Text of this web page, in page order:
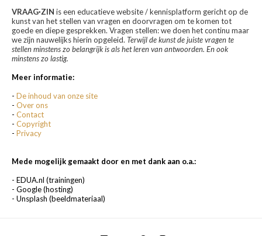
VRAAG·ZIN is een educatieve website / kennisplatform gericht op de
kunst van het stellen van vragen en doorvragen om te komen tot
goede en diepe gesprekken. Vragen stellen: we doen het continu maar
we zijn nauwelijks hierin opgeleid. Terwijl de kunst de juiste vragen te
stellen minstens zo belangrijk is als het leren van antwoorden. En ook
minstens zo lastig.
Meer informatie:
- De inhoud van onze site
- Over ons
- Contact
- Copyright
- Privacy
Mede mogelijk gemaakt door en met dank aan o.a.:
- EDUA.nl (trainingen)
- Google (hosting)
- Unsplash (beeldmateriaal)